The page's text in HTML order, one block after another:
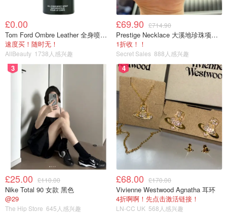
£0.00
Tom Ford Ombre Leather 全身喷雾 150ml
速度买！随时无！
AllBeauty 1738人感兴趣
£69.90 £714.90
Prestige Necklace 大溪地珍珠项链 10-11mm
1折收！！
Secret Sales 888人感兴趣
3
£25.00 £110.00
Nike Total 90 女款 黑色
@29
The Hip Store 645人感兴趣
4
£68.00 £170.00
Vivienne Westwood Agnatha 耳环
4折啊啊！先点击激活链接！
LN-CC UK 568人感兴趣